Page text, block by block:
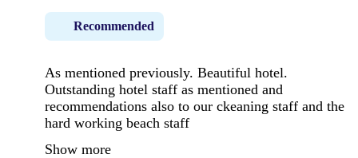
Recommended
As mentioned previously. Beautiful hotel.
Outstanding hotel staff as mentioned and
recommendations also to our ckeaning staff and the
hard working beach staff
Show more